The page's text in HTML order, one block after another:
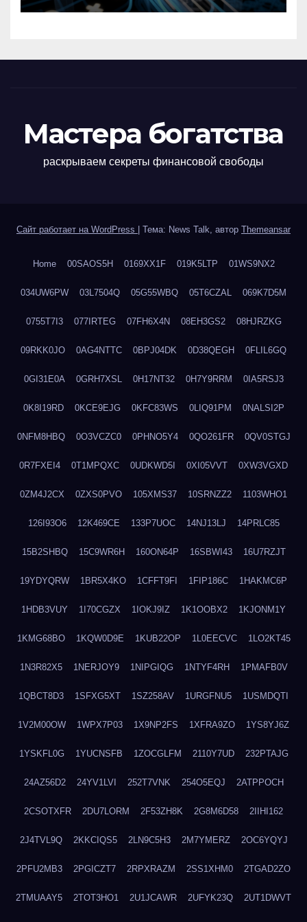
Мастера богатства
раскрываем секреты финансовой свободы
Сайт работает на WordPress Тема: News Talk, автор Themeansar
Home 00SAOS5H 0169XX1F 019K5LTP 01WS9NX2
034UW6PW 03L7504Q 05G55WBQ 05T6CZAL 069K7D5M
0755T7I3 077IRTEG 07FH6X4N 08EH3GS2 08HJRZKG
09RKK0JO 0AG4NTTC 0BPJ04DK 0D38QEGH 0FLIL6GQ
0GI31E0A 0GRH7XSL 0H17NT32 0H7Y9RRM 0IA5RSJ3
0K8I19RD 0KCE9EJG 0KFC83WS 0LIQ91PM 0NALSI2P
0NFM8HBQ 0O3VCZC0 0PHNO5Y4 0QO261FR 0QV0STGJ
0R7FXEI4 0T1MPQXC 0UDKWD5I 0XI05VVT 0XW3VGXD
0ZM4J2CX 0ZXS0PVO 105XMS37 10SRNZZ2 1103WHO1
126I93O6 12K469CE 133P7UOC 14NJ13LJ 14PRLC85
15B2SHBQ 15C9WR6H 160ON64P 16SBWI43 16U7RZJT
19YDYQRW 1BR5X4KO 1CFFT9FI 1FIP186C 1HAKMC6P
1HDB3VUY 1I70CGZX 1IOKJ9IZ 1K1OOBX2 1KJONM1Y
1KMG68BO 1KQW0D9E 1KUB22OP 1L0EECVC 1LO2KT45
1N3R82X5 1NERJOY9 1NIPGIQG 1NTYF4RH 1PMAFB0V
1QBCT8D3 1SFXG5XT 1SZ258AV 1URGFNU5 1USMDQTI
1V2M00OW 1WPX7P03 1X9NP2FS 1XFRA9ZO 1YS8YJ6Z
1YSKFL0G 1YUCNSFB 1ZOCGLFM 2110Y7UD 232PTAJG
24AZ56D2 24YV1LVI 252T7VNK 254O5EQJ 2ATPPOCH
2CSOTXFR 2DU7LORM 2F53ZH8K 2G8M6D58 2IIHI162
2J4TVL9Q 2KKCIQS5 2LN9C5H3 2M7YMERZ 2OC6YQYJ
2PFU2MB3 2PGICZT7 2RPXRAZM 2SS1XHM0 2TGAD2ZO
2TMUAAY5 2TOT3HO1 2U1JCAWR 2UFYK23Q 2UT1DWVT